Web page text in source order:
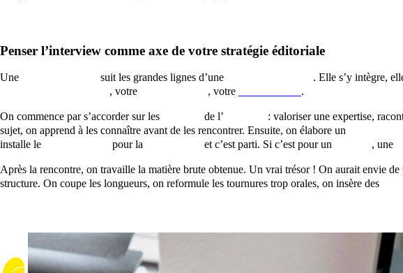
Penser l’interview comme axe de votre stratégie éditoriale
Une suit les grandes lignes d’une
. Elle s’y intègre,
, votre , votre .
On commence par s’accorder sur les de l’ : valoriser une expertise,
sujet, on apprend à les connaître avant de les rencontrer. Ensuite, on élabore un
installe le
pour la et c’est parti. Si c’est pour un , une
Après la rencontre, on travaille la matière brute obtenue. Un vrai trésor ! On aurait envie
structure. On coupe les longueurs, on reformule les tournures trop orales, on insère des